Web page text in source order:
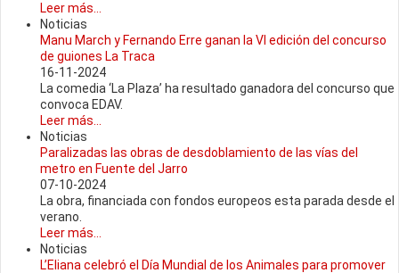
Leer más...
Noticias
Manu March y Fernando Erre ganan la VI edición del concurso
de guiones La Traca
16-11-2024
La comedia ‘La Plaza’ ha resultado ganadora del concurso que
convoca EDAV.
Leer más...
Noticias
Paralizadas las obras de desdoblamiento de las vías del
metro en Fuente del Jarro
07-10-2024
La obra, financiada con fondos europeos esta parada desde el
verano.
Leer más...
Noticias
L’Eliana celebró el Día Mundial de los Animales para promover